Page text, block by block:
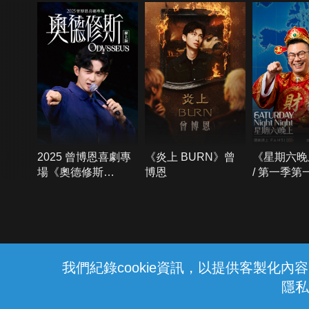
我們紀錄cookie資訊，以提供客製化內
隱
2025 曾博恩喜劇專
場《奧德修斯
《炎上 BURN》曾
博恩
《星期六
/ 第一季第